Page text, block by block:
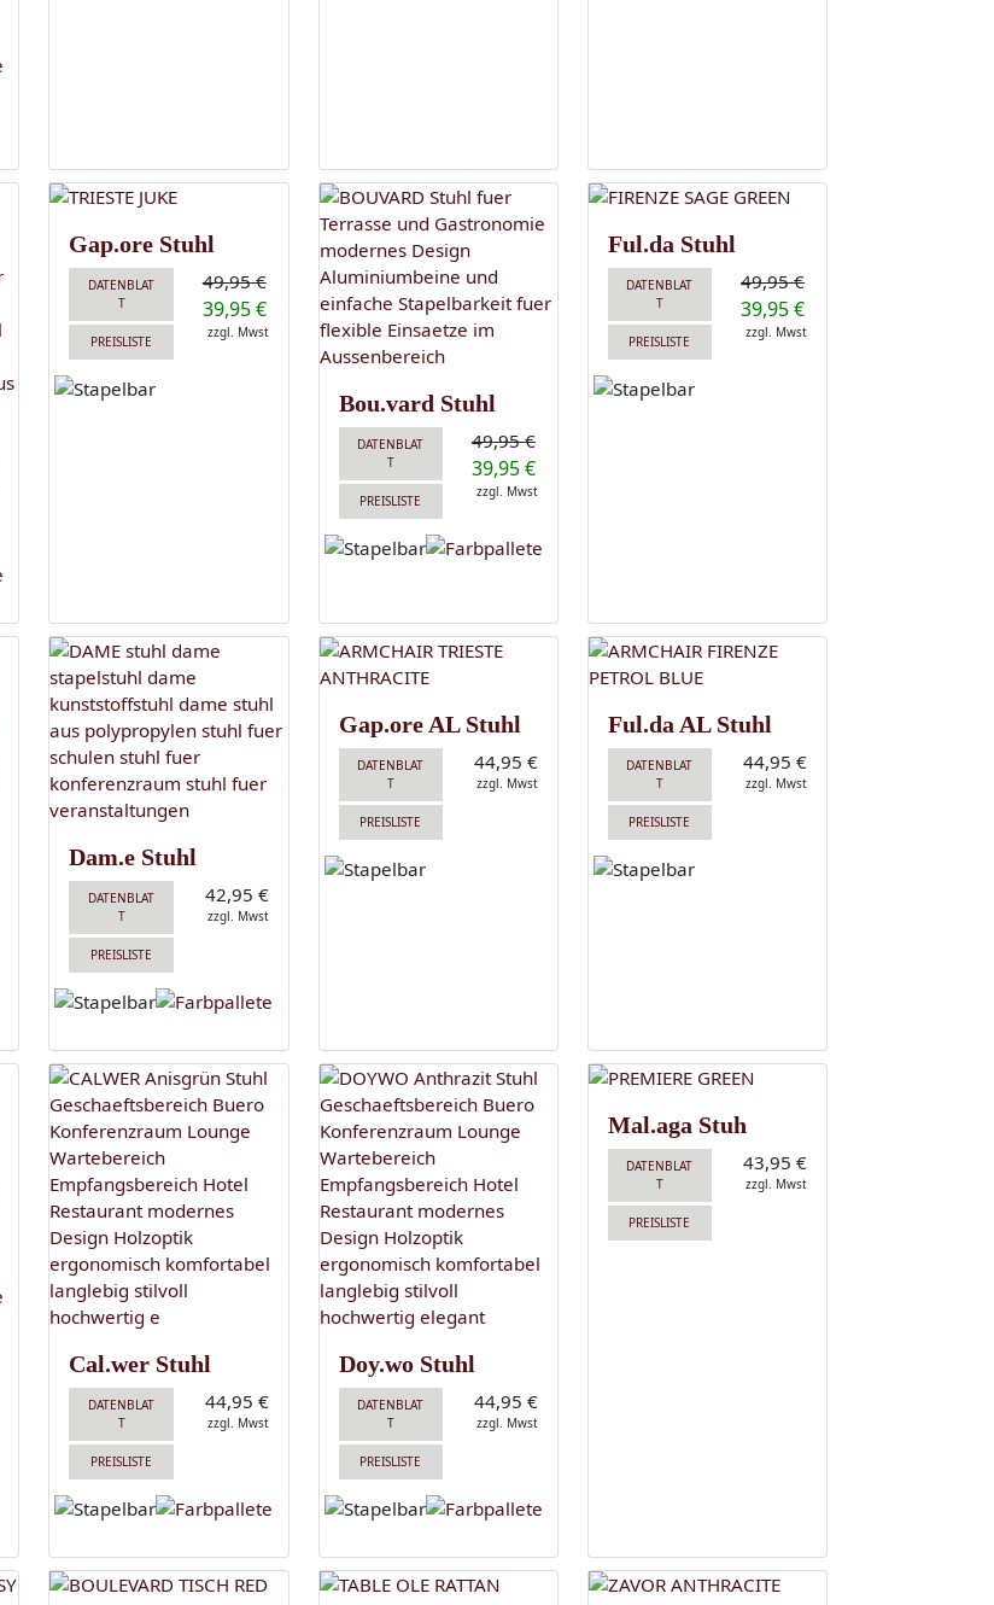
Gap.ore Stuhl
DATENBLAT
T
PREISLISTE
49,95 €
39,95 €
zzgl. Mwst
Bou.vard Stuhl
DATENBLAT
T
PREISLISTE
49,95 €
39,95 €
zzgl. Mwst
Ful.da Stuhl
DATENBLAT
T
PREISLISTE
49,95 €
39,95 €
zzgl. Mwst
Dam.e Stuhl
DATENBLAT
T
PREISLISTE
42,95 €
zzgl. Mwst
Gap.ore AL Stuhl
DATENBLAT
T
PREISLISTE
44,95 €
zzgl. Mwst
Ful.da AL Stuhl
DATENBLAT
T
PREISLISTE
44,95 €
zzgl. Mwst
Cal.wer Stuhl
DATENBLAT
T
PREISLISTE
44,95 €
zzgl. Mwst
Doy.wo Stuhl
DATENBLAT
T
PREISLISTE
44,95 €
zzgl. Mwst
Mal.aga Stuh
DATENBLAT
T
PREISLISTE
43,95 €
zzgl. Mwst